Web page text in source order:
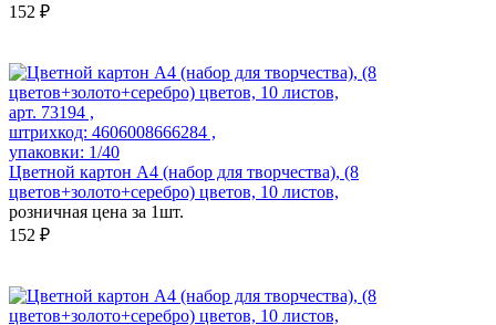
152 ₽
арт. 73194 ,
штрихкод: 4606008666284 ,
упаковки: 1/40
Цветной картон А4 (набор для творчества), (8
цветов+золото+серебро) цветов, 10 листов,
розничная цена за 1шт.
152 ₽